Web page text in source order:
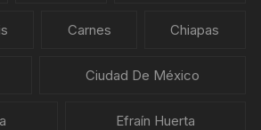
Carnes Chiapas
Ciudad De México
Efraín Huerta